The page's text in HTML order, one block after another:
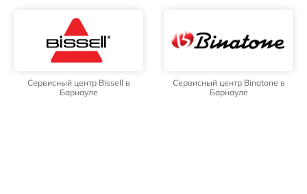
Сервисный центр Bissell в
Барнауле
Сервисный центр Binatone в
Барнауле